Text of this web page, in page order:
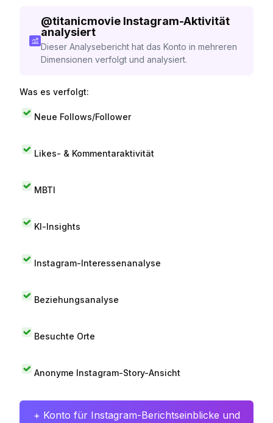
@titanicmovie Instagram-Aktivität
analysiert
Dieser Analysebericht hat das Konto in mehreren
Dimensionen verfolgt und analysiert.
Was es verfolgt:
Neue Follows/Follower
Likes- & Kommentaraktivität
MBTI
KI-Insights
Instagram-Interessenanalyse
Beziehungsanalyse
Besuchte Orte
Anonyme Instagram-Story-Ansicht
+ Konto für Instagram-Berichtseinblicke und